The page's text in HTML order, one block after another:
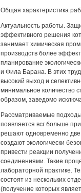
Общая характеристика
Актуальность работы.
эффективного решения
занимает химическая
производств более
планирование
и Фила Барана. В этих
высокий выход и
минимальное количество
образом, заведомо
Рассматриваемые
появляется всг больше
решают одновременно две
создают экологически
привести реакции
соединениями. Такие
лабораторной практике.
состоят из нескольких
(получение которых